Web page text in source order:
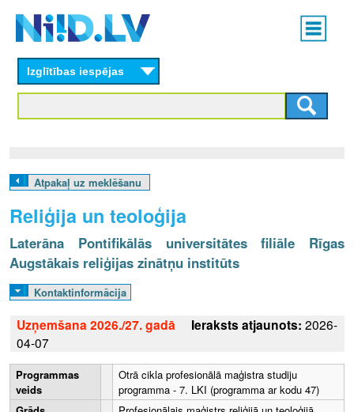
content
Main
menu
L
V
Izglītības iespējas
Atpakaļ uz meklēšanu
Reliģija un teoloģija
Laterāna Pontifikālās universitātes filiāle Rīgas
Augstākais reliģijas zinātņu institūts
Kontaktinformācija
Uzņemšana 2026./27. gadā Ieraksts atjaunots: 2026-
04-07
Programmas
veids
Otrā cikla profesionālā maģistra studiju
programma - 7. LKI (programma ar kodu 47)